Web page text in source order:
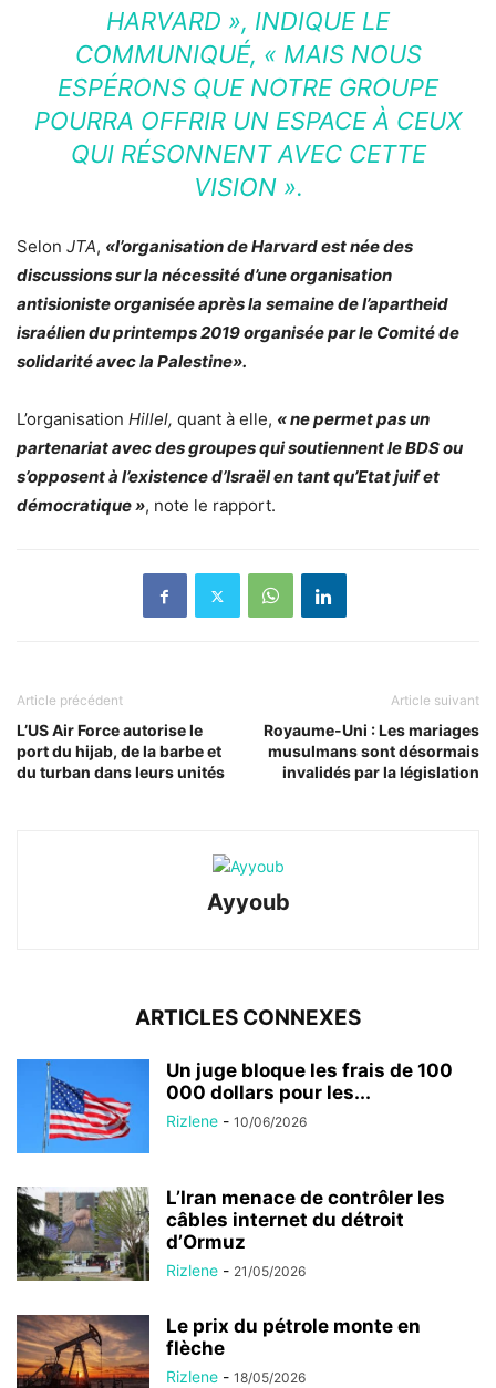
HARVARD », INDIQUE LE
COMMUNIQUÉ, « MAIS NOUS
ESPÉRONS QUE NOTRE GROUPE
POURRA OFFRIR UN ESPACE À CEUX
QUI RÉSONNENT AVEC CETTE
VISION ».
Selon JTA, «l’organisation de Harvard est née des
discussions sur la nécessité d’une organisation
antisioniste organisée après la semaine de l’apartheid
israélien du printemps 2019 organisée par le Comité de
solidarité avec la Palestine».
L’organisation Hillel, quant à elle, « ne permet pas un
partenariat avec des groupes qui soutiennent le BDS ou
s’opposent à l’existence d’Israël en tant qu’Etat juif et
démocratique », note le rapport.
Article précédent
L’US Air Force autorise le
port du hijab, de la barbe et
du turban dans leurs unités
Article suivant
Royaume-Uni : Les mariages
musulmans sont désormais
invalidés par la législation
Ayyoub
ARTICLES CONNEXES
Un juge bloque les frais de 100
000 dollars pour les...
Rizlene - 10/06/2026
L’Iran menace de contrôler les
câbles internet du détroit
d’Ormuz
Rizlene - 21/05/2026
Le prix du pétrole monte en
flèche
Rizlene - 18/05/2026